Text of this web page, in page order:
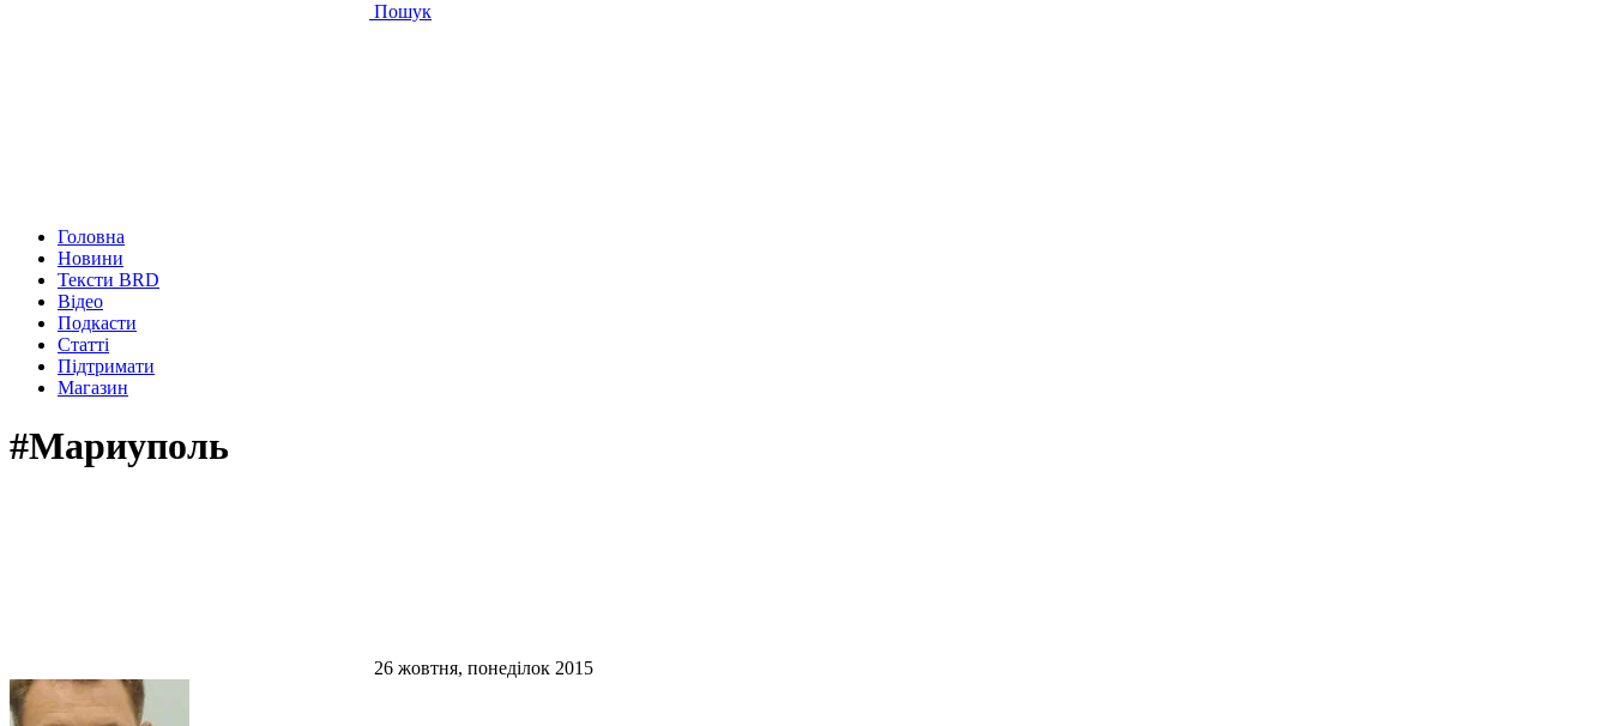
Пошук
Головна
Новини
Тексти BRD
Відео
Подкасти
Статті
Підтримати
Магазин
#Мариуполь
26 жовтня, понеділок 2015